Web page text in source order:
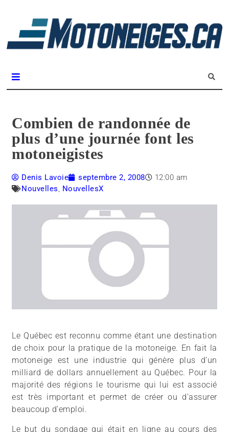
Combien de randonnée de
plus d’une journée font les
motoneigistes
Denis Lavoie septembre 2, 2008
12:00 am
Nouvelles, NouvellesX
Le Québec est reconnu comme étant une destination
de choix pour la pratique de la motoneige. En fait la
motoneige est une industrie qui génère plus d’un
milliard de dollars annuellement au Québec. Pour la
majorité des régions le tourisme qui lui est associé
est très important et permet de créer ou d’assurer
beaucoup d’emploi.
Le but du sondage qui était en ligne au cours des